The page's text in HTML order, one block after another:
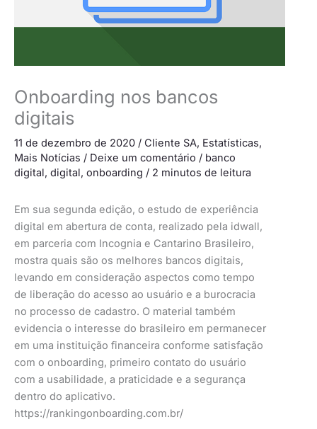
Onboarding nos bancos
digitais
11 de dezembro de 2020 / Cliente SA, Estatísticas,
Mais Notícias / Deixe um comentário / banco
digital, digital, onboarding / 2 minutos de leitura
Em sua segunda edição, o estudo de experiência
digital em abertura de conta, realizado pela idwall,
em parceria com Incognia e Cantarino Brasileiro,
mostra quais são os melhores bancos digitais,
levando em consideração aspectos como tempo
de liberação do acesso ao usuário e a burocracia
no processo de cadastro. O material também
evidencia o interesse do brasileiro em permanecer
em uma instituição financeira conforme satisfação
com o onboarding, primeiro contato do usuário
com a usabilidade, a praticidade e a segurança
dentro do aplicativo.
https://rankingonboarding.com.br/